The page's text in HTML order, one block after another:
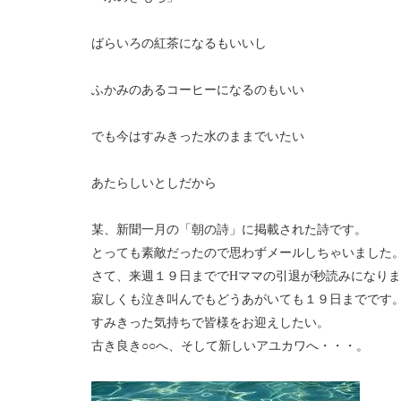
ばらいろの紅茶になるもいいし
ふかみのあるコーヒーになるのもいい
でも今はすみきった水のままでいたい
あたらしいとしだから
某、新聞一月の「朝の詩」に掲載された詩です。
とっても素敵だったので思わずメールしちゃいました。
さて、来週１９日まででHママの引退が秒読みになりま
寂しくも泣き叫んでもどうあがいても１９日までです。
すみきった気持ちで皆様をお迎えしたい。
古き良き○○へ、そして新しいアユカワへ・・・。